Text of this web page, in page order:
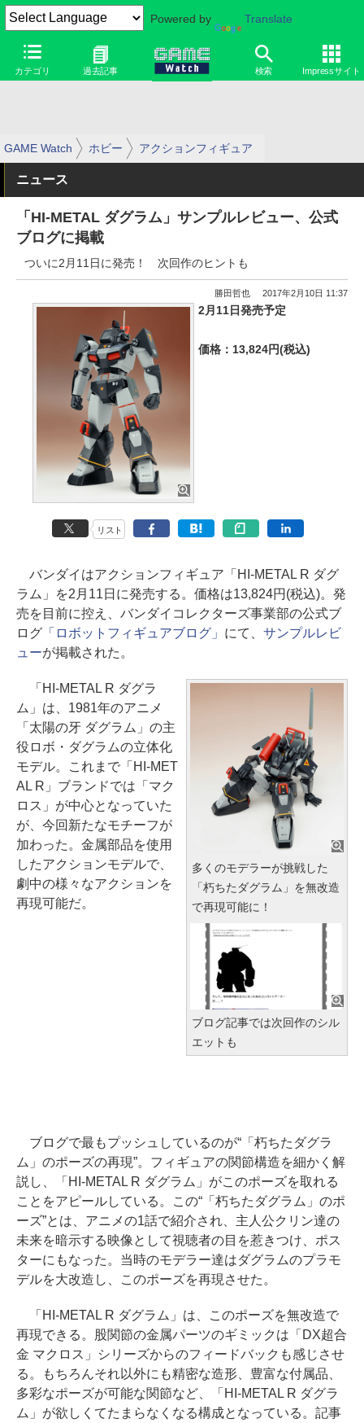
Powered by Translate
カテゴリ 過去記事 検索 Impressサイト
GAME Watch ホビー アクションフィギュア
ニュース
「HI-METAL ダグラム」サンプルレビュー、公式
ブログに掲載
ついに2月11日に発売！ 次回作のヒントも
勝田哲也 2017年2月10日 11:37
2月11日発売予定
価格：13,824円(税込)
リスト
バンダイはアクションフィギュア「HI-METAL R ダグ
ラム」を2月11日に発売する。価格は13,824円(税込)。発
売を目前に控え、バンダイコレクターズ事業部の公式ブ
ログ「ロボットフィギュアブログ」 にて、 サンプルレビ
ューが掲載された。
多くのモデラーが挑戦した
「朽ちたダグラム」を無改造
で再現可能に！
ブログ記事では次回作のシル
エットも
「HI-METAL R ダグラ
ム」は、1981年のアニメ
「太陽の牙 ダグラム」の主
役ロボ・ダグラムの立体化
モデル。これまで「HI-MET
AL R」ブランドでは「マク
ロス」が中心となっていた
が、今回新たなモチーフが
加わった。金属部品を使用
したアクションモデルで、
劇中の様々なアクションを
再現可能だ。
ブログで最もプッシュしているのが“「朽ちたダグラ
ム」のポーズの再現”。フィギュアの関節構造を細かく解
説し、「HI-METAL R ダグラム」がこのポーズを取れる
ことをアピールしている。この“「朽ちたダグラム」のポ
ーズ”とは、アニメの1話で紹介され、主人公クリン達の
未来を暗示する映像として視聴者の目を惹きつけ、ポス
ターにもなった。当時のモデラー達はダグラムのプラモ
デルを大改造し、このポーズを再現させた。
「HI-METAL R ダグラム」は、このポーズを無改造で
再現できる。股関節の金属パーツのギミックは「DX超合
金 マクロス」シリーズからのフィードバックも感じさせ
る。もちろんそれ以外にも精密な造形、豊富な付属品、
多彩なポーズが可能な関節など、「HI-METAL R ダグラ
ム」が欲しくてたまらなくなる構成となっている。記事